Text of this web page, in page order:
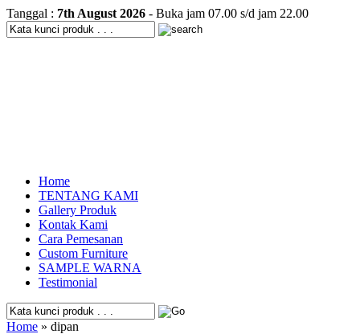
Tanggal : 7th August 2026 - Buka jam 07.00 s/d jam 22.00
Home
TENTANG KAMI
Gallery Produk
Kontak Kami
Cara Pemesanan
Custom Furniture
SAMPLE WARNA
Testimonial
Home » dipan